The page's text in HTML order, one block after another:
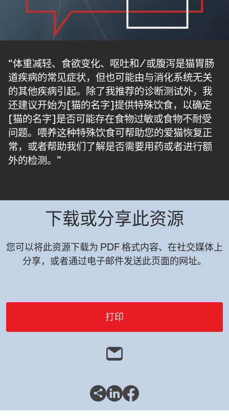
“体重减轻、食欲变化、呕吐和/或腹泻是猫胃肠
道疾病的常见症状，但也可能由与消化系统无关
的其他疾病引起。除了我推荐的诊断测试外，我
还建议开始为[猫的名字]提供特殊饮食，以确定
[猫的名字]是否可能存在食物过敏或食物不耐受
问题。喂养这种特殊饮食可帮助您的爱猫恢复正
常，或者帮助我们了解是否需要用药或者进行额
外的检测。”
下载或分享此资源
您可以将此资源下载为 PDF 格式内容、在社交媒体上
分享，或者通过电子邮件发送此页面的网址。
打印